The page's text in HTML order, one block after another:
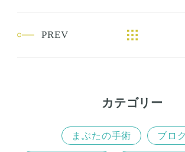
o
PREV
カテゴリー
まぶたの手術 ブロ